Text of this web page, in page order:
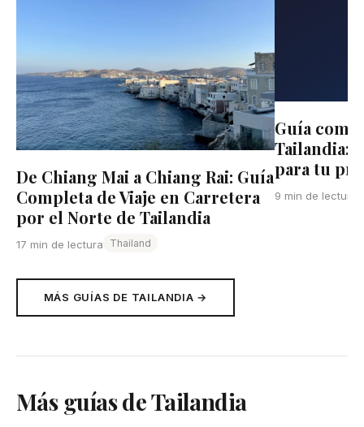
De Chiang Mai a Chiang Rai: Guía
Completa de Viaje en Carretera
por el Norte de Tailandia
17 min de lectura Thailand
Guía
Tailandia:
para tu
9 min de lectura
MÁS GUÍAS DE TAILANDIA →
Más guías de Tailandia